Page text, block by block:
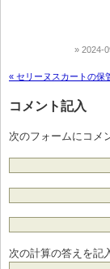
2024-
« セリーヌスカートの保
コメント記入
次のフォームにコメ
次の計算の答えを記